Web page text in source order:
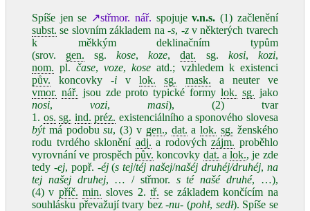
Spíše jen se ↗střmor. nář. spojujev.n.s. (1) začlenění
subst. se slovním základem na-s, -zv některých tvarech
k měkkým deklinačním typům
(srov. gen. sg.kose,koze,dat. sg. kosi, kozi,
nom. pl.čase,voze,kose atd.; vzhledem k existenci
pův. koncovky-i vlok. sg. mask. a neuter ve
vmor. nář. jsou zde proto typické formylok. sg. jako
nosi, vozi, masi), (2) tvar
1. os. sg. ind. préz. existenciálního a sponového slovesa
býtmá podobusu, (3) v gen., dat. alok. sg. ženského
rodu tvrdého sklonění adj. a rodovýchzájm. proběhlo
vyrovnání ve prospěch pův. koncovky dat. alok., je zde
tedy -ej, popř. -éj(s tej/téj našej/našéj druhéj/druhéj, na
tej našej druhej, … / střmor. s té našé druhé, …),
(4) v příč. min. sloves 2.tř. se základem končícím na
souhlásku převažují tvary bez-nu- (pohł, sedł). Spíše se